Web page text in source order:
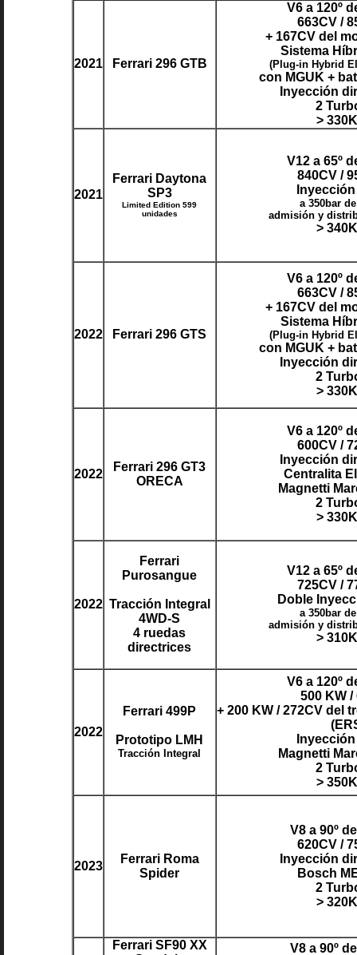
2021 Ferrari 296 GTB
V6 a 120º
663CV /
+ 167CV del
Sistema
(Plug-in Hybrid
con MGUK +
Inyección
2
>
2021
Ferrari Daytona
SP3
Limited Edition 599
unidades
V12 a 65º
840CV /
a 350bar
admisión y
>
2022 Ferrari 296 GTS
V6 a 120º
663CV /
+ 167CV del
Sistema
(Plug-in Hybrid
con MGUK +
Inyección
2
>
2022
Ferrari 296 GT3
ORECA
V6 a 120º
600CV /
Inyección
Centralita
Magnetti
2
>
2022
Ferrari
Purosangue
Tracción Integral
4WD-S
4 ruedas
directrices
V12 a 65º
725CV /
Doble
a 350bar
admisión y
>
2022
Ferrari 499P
Prototipo LMH
Tracción Integral
V6 a 120º
500 KW /
+ 200 KW / 272CV del
Magnetti
2
>
2023
Ferrari Roma
Spider
V8 a 90º
620CV /
Inyección
Bosch
2
>
Ferrari SF90 XX
V8 a 90º